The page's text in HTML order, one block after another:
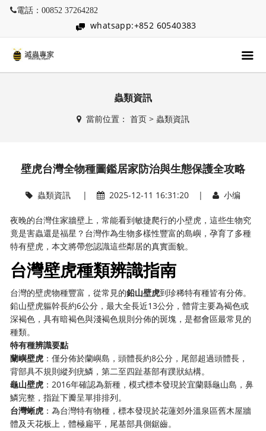
電話：00852 37264282
whatsapp:+852 60540383
蟲類資訊
當前位置： 首页> 蟲類資訊
壁虎台灣全物種圖鑑居家防治與生態保護全攻略
蟲類資訊| 2025-12-11 16:31:20 | 小编
夜晚的台灣住家牆壁上，常能看到敏捷爬行的小壁虎，這些生物究
竟是害蟲還是福星？台灣作為生物多樣性豐富的島嶼，孕育了多種
特有壁虎，本文將帶您認識這些鄰居的真實面貌。
台灣壁虎種類辨識指南
台灣的壁虎物種豐富，從常見的鉛山壁虎到珍稀特有種皆有分佈。
鉛山壁虎軀幹長約6公分，最大全長近13公分，體背主要為褐色或
深褐色，具有暗褐色與淺褐色規則分佈的斑塊，是都會區最常見的
種類。
特有種辨識要點
蘭嶼壁虎 ：僅分佈於蘭嶼島，頭體長約8公分，尾部超過頭體長，
背部具不規則縱列疣鱗，第二至四趾基部有蹼狀結構。
龜山壁虎 ：2016年確認為新種，模式標本發現於宜蘭縣龜山島，鼻
鱗完整，指趾下瓣呈單排排列。
台灣蜥虎 ：為台灣特有物種，標本發現於花蓮郊外溫泉區舊木屋牆
體及天花板上，體極扁平，尾基部具側鋸齒。